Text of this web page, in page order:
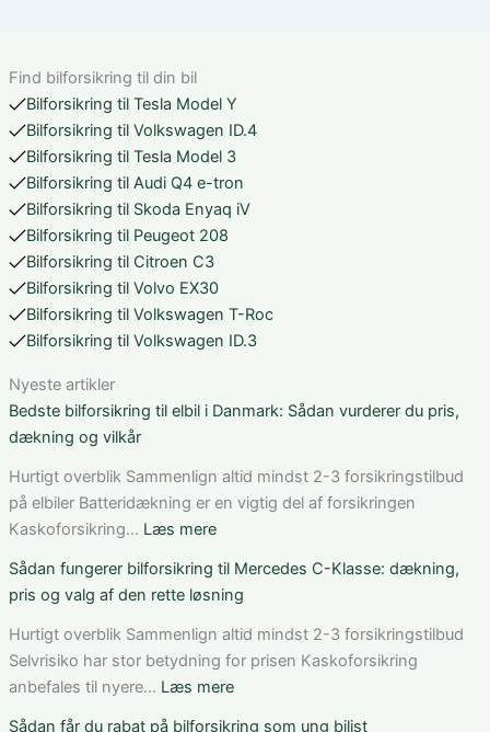
Find bilforsikring til din bil
Bilforsikring til Tesla Model Y
Bilforsikring til Volkswagen ID.4
Bilforsikring til Tesla Model 3
Bilforsikring til Audi Q4 e-tron
Bilforsikring til Skoda Enyaq iV
Bilforsikring til Peugeot 208
Bilforsikring til Citroen C3
Bilforsikring til Volvo EX30
Bilforsikring til Volkswagen T-Roc
Bilforsikring til Volkswagen ID.3
Nyeste artikler
Bedste bilforsikring til elbil i Danmark: Sådan vurderer du pris,
dækning og vilkår
Hurtigt overblik Sammenlign altid mindst 2-3 forsikringstilbud
på elbiler Batteridækning er en vigtig del af forsikringen
Kaskoforsikring… Læs mere:
bilforsikring
til
elbil
i
Danmark:
Sådan fungerer bilforsikring til Mercedes C-Klasse: dækning,
pris og valg af den rette løsning
Hurtigt overblik Sammenlign altid mindst 2-3 forsikringstilbud
Selvrisiko har stor betydning for prisen Kaskoforsikring
anbefales til nyere… Læs mere:
Sådan får du rabat på bilforsikring som ung bilist